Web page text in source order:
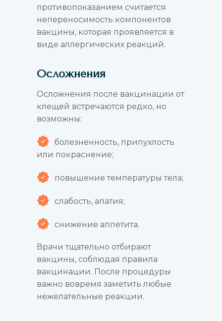
противопоказанием считается
непереносимость компонентов
вакцины, которая проявляется в
виде аллергических реакций.
Осложнения
Осложнения после вакцинации от
клещей встречаются редко, но
возможны:
болезненность, припухлость
или покраснение;
повышение температуры тела;
слабость, апатия;
снижение аппетита.
Врачи тщательно отбирают
вакцины, соблюдая правила
вакцинации. После процедуры
важно вовремя заметить любые
нежелательные реакции.